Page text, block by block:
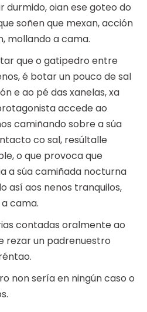
durmido, oian ese goteo do
soñen que mexan, acción
mollando a cama.
que o gatipedro entre
é botar un pouco de sal
e ao pé das xanelas, xa
accede ao
camiñando sobre a súa
co sal, resúltalle
o que provoca que
a súa camiñada nocturna
así aos nenos tranquilos,
cama.
contadas oralmente ao
rezar un padrenuestro
non sería en ningún caso o